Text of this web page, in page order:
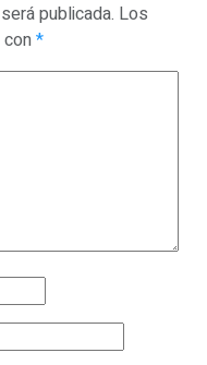
publicada. Los
*